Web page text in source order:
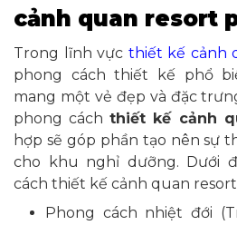
cảnh quan resort
Trong lĩnh vực thiết kế cảnh
phong cách thiết kế phổ
mang một vẻ đẹp và đặc
phong cáchthiết kế cảnh
hợp sẽ góp phần tạo nên sự
cho khu nghỉ dưỡng. Dưới
cách thiết kế cảnh quan
Phong cách nhiệt đới